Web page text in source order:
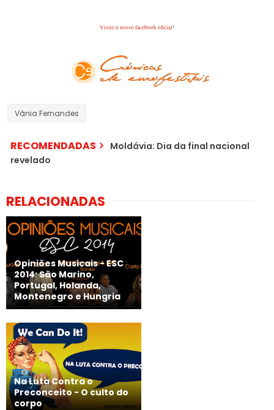
Visite o nosso facebook oficial!
Vânia Fernandes
RECOMENDADAS
Moldávia: Dia da final nacional
revelado
RELACIONADAS
Opiniões Musicais - ESC
2014: São Marino,
Portugal, Holanda,
Montenegro e Hungria
Na Luta Contra o
Preconceito - O culto do
corpo